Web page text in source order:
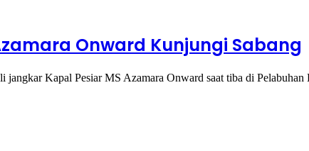
Onward Kunjungi Sabang
jangkar Kapal Pesiar MS Azamara Onward saat tiba di